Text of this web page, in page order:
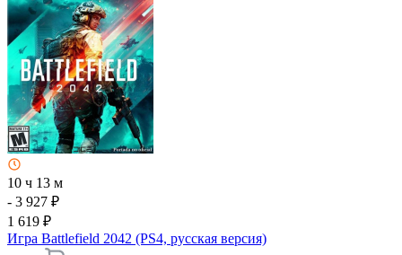
10 ч 13 м
- 3 927 ₽
1 619 ₽
Игра Battlefield 2042 (PS4, русская версия)